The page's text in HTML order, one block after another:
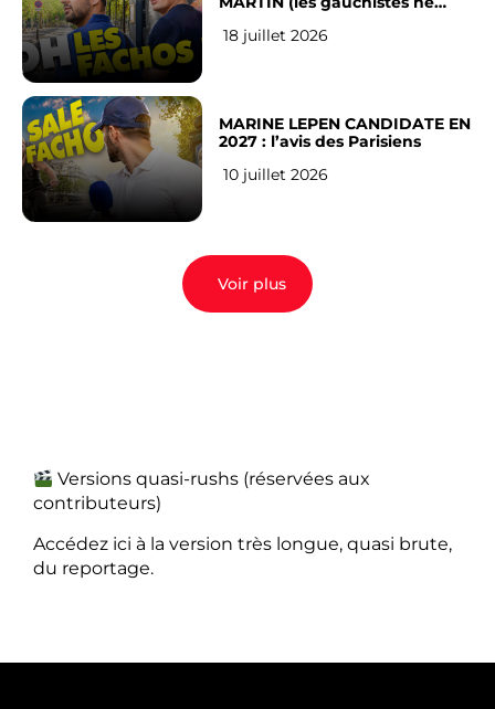
18 juillet 2026
MARINE LEPEN CANDIDATE EN
2027 : l’avis des Parisiens
10 juillet 2026
Voir plus
Versions quasi-rushs (réservées aux
contributeurs)
Accédez ici à la version très longue, quasi brute,
du reportage.